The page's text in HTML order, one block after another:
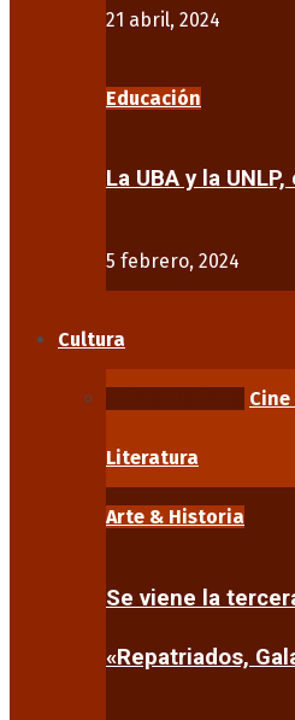
21 abril, 2024
Educación
La UBA y la
5 febrero, 2024
Cultura
Literatura
Arte & Historia
Se viene la
«Repatriados,